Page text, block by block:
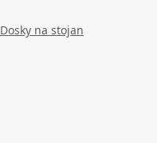
Dosky na stojan